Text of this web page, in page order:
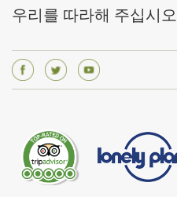
우리를 따라해 주십시오